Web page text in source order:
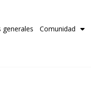
generales Comunidad